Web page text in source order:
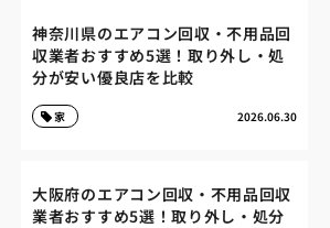
神奈川県のエアコン回収・不用品回
収業者おすすめ5選！取り外し・処
分が安い優良店を比較
2026.06.30
家
大阪府のエアコン回収・不用品回収
業者おすすめ5選！取り外し・処分